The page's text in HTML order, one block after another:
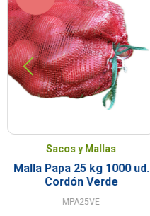
Sacos y Mallas
Malla Papa 25 kg 1000 ud.
Cordón Verde
MPA25VE